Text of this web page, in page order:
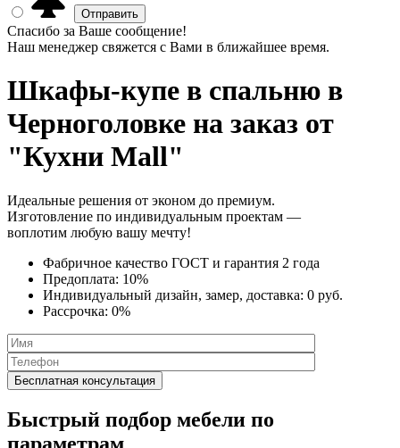
Спасибо за Ваше сообщение!
Наш менеджер свяжется с Вами в ближайшее время.
Шкафы-купе в спальню в
Черноголовке на заказ от
"Кухни Mall"
Идеальные решения от эконом до премиум.
Изготовление по индивидуальным проектам —
воплотим любую вашу мечту!
Фабричное качество ГОСТ и гарантия 2 года
Предоплата: 10%
Индивидуальный дизайн, замер, доставка: 0 руб.
Рассрочка: 0%
Быстрый подбор мебели по
параметрам